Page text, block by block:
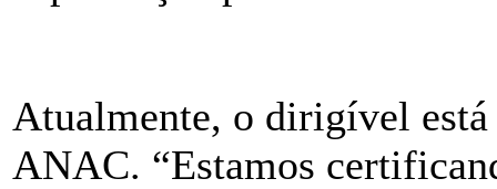
Atualmente, o dirigível
ANAC. “Estamos